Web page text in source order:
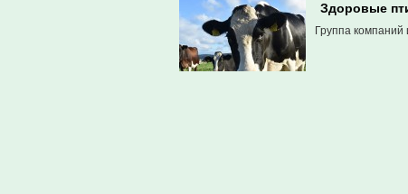
Здоровые
Группа